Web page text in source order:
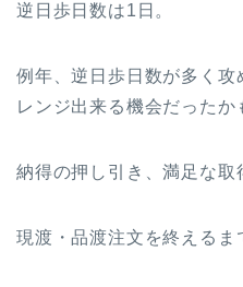
逆日歩日数は1日。
例年、逆日歩日数が多く攻
レンジ出来る機会だったか
納得の押し引き、満足な取
現渡・品渡注文を終えるま